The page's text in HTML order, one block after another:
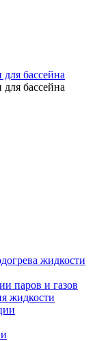
бассейна
бассейна
жидкости
паров и газов
жидкости